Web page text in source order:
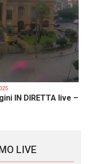
IN DIRETTA live –
LIVE